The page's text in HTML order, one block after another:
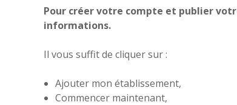
Pour créer votre compte et publier
informations.
Il vous suffit de cliquer sur :
Ajouter mon établissement,
Commencer maintenant,